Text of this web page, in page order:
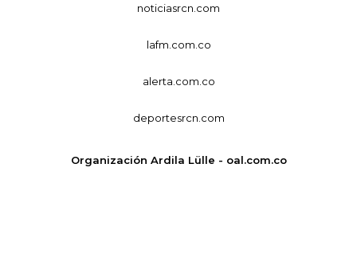
noticiasrcn.com
lafm.com.co
alerta.com.co
deportesrcn.com
Organización Ardila Lülle - oal.com.co